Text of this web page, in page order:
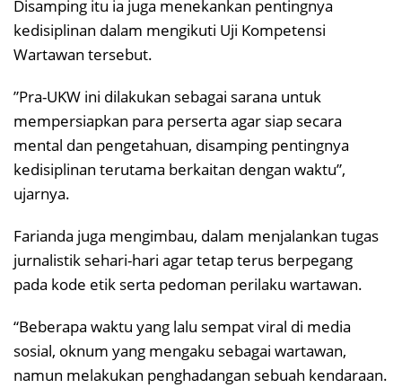
Disamping itu ia juga menekankan pentingnya
kedisiplinan dalam mengikuti Uji Kompetensi
Wartawan tersebut.
”Pra-UKW ini dilakukan sebagai sarana untuk
mempersiapkan para perserta agar siap secara
mental dan pengetahuan, disamping pentingnya
kedisiplinan terutama berkaitan dengan waktu”,
ujarnya.
Farianda juga mengimbau, dalam menjalankan tugas
jurnalistik sehari-hari agar tetap terus berpegang
pada kode etik serta pedoman perilaku wartawan.
“Beberapa waktu yang lalu sempat viral di media
sosial, oknum yang mengaku sebagai wartawan,
namun melakukan penghadangan sebuah kendaraan.